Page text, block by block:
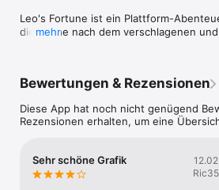
Leo's Fortune ist ein Plattform-
die Suche nach dem verschlagenen
schon jetzt heißer Kandidat auf das
2014!" 5/5
Appgamers.de - "Wir wären nicht
Leo's Fortune zum Game des Jahres
mehr
Bewertungen & Rezensionen
Diese App hat noch nicht genügend
Rezensionen erhalten, um eine
Sehr schöne Grafik